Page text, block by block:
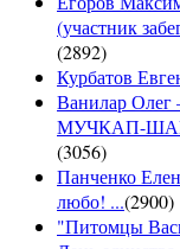
(участник
(2892)
Курбатов
Ванилар
МУЧКАП-
(3056)
Панченко
любо! ...(2900)
"Питомцы